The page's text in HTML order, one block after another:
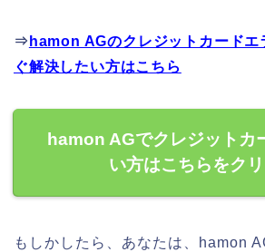
⇒ hamon AGのクレジットカードエ
ぐ解決したい方はこちら
hamon AGでクレジットカ
い方はこちらをク
もしかしたら、あなたは、hamon